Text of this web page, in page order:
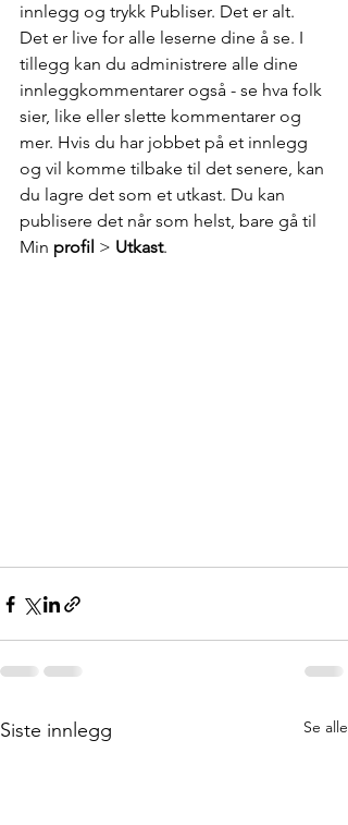
innlegg og trykk Publiser. Det er alt.
Det er live for alle leserne dine å se. I
tillegg kan du administrere alle dine
innleggkommentarer også - se hva folk
sier, like eller slette kommentarer og
mer. Hvis du har jobbet på et innlegg
og vil komme tilbake til det senere, kan
du lagre det som et utkast. Du kan
publisere det når som helst, bare gå til
Min profil > Utkast.
Siste innlegg Se alle